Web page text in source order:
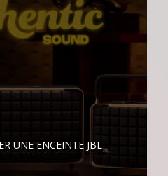
UNE ENCEINTE JBL